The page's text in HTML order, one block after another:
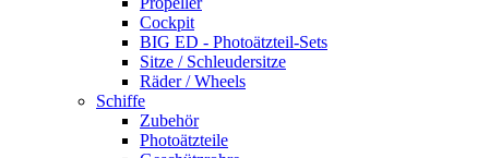
Cockpit
BIG ED - Photoätzteil-Sets
Sitze / Schleudersitze
Räder / Wheels
Schiffe
Zubehör
Photoätzteile